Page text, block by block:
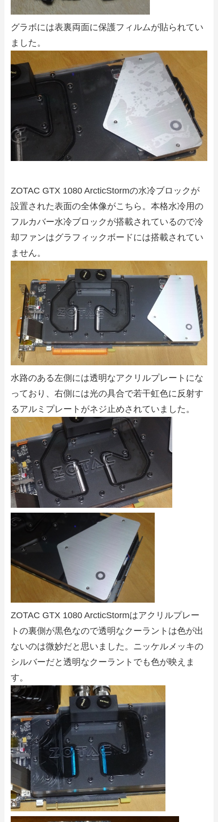
グラボには表裏両面に保護フィルムが貼られてい
ました。
ZOTAC GTX 1080 ArcticStormの水冷ブロックが
設置された表面の全体像がこちら。本格水冷用の
フルカバー水冷ブロックが搭載されているので冷
却ファンはグラフィックボードには搭載されてい
ません。
水路のある左側には透明なアクリルプレートにな
っており、右側には光の具合で若干虹色に反射す
るアルミプレートがネジ止めされていました。
ZOTAC GTX 1080 ArcticStormはアクリルプレー
トの裏側が黒色なので透明なクーラントは色が出
ないのは微妙だと思いました。ニッケルメッキの
シルバーだと透明なクーラントでも色が映えま
す。